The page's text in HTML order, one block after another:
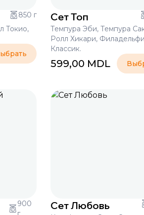
850 г
Токио,
Сет Топ
Темпура Эби, Темпура
Ролл Хикари,
Классик.
599,00 MDL
900
Сет Любовь